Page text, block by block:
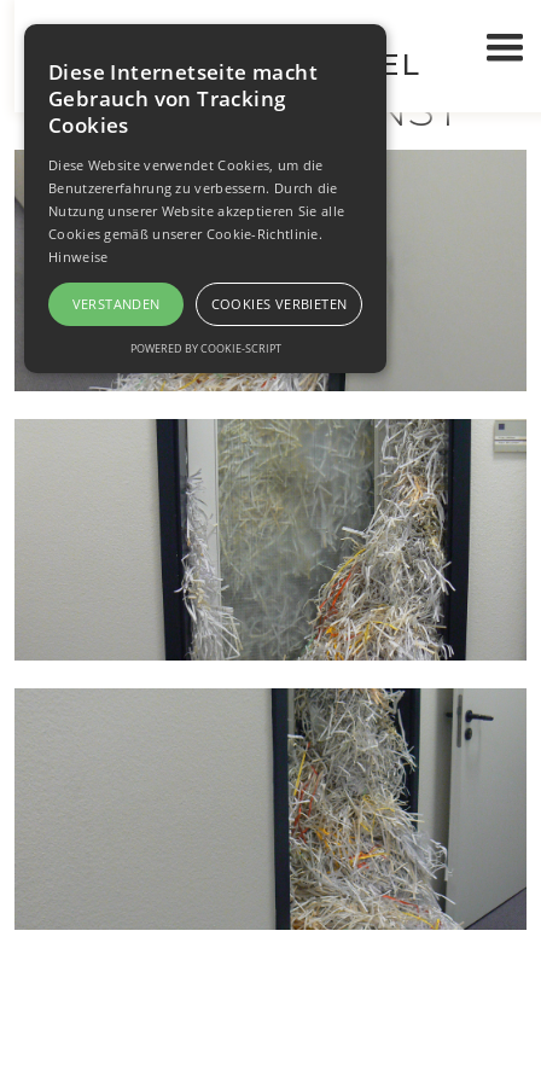
WALTRAUT BRÜGEL
INSTALLATIONEN >
TEMPORÄRE KUNST
Diese Internetseite macht
Gebrauch von Tracking
Cookies
Diese Website verwendet Cookies, um die
Benutzererfahrung zu verbessern. Durch die
Nutzung unserer Website akzeptieren Sie alle
Cookies gemäß unserer Cookie-Richtlinie.
Hinweise
VERSTANDEN COOKIES VERBIETEN
POWERED BY COOKIE-SCRIPT